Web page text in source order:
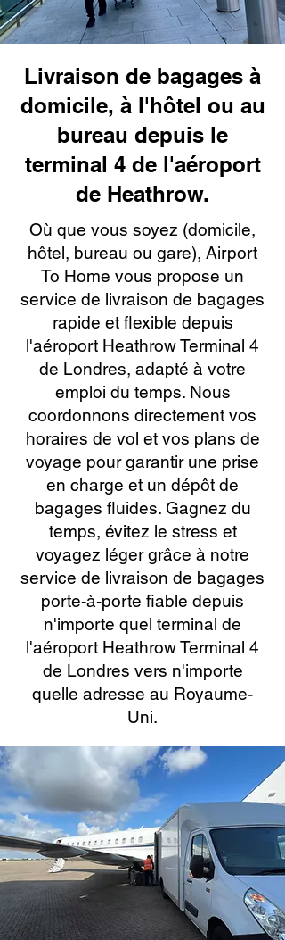
Livraison de bagages à
domicile, à l'hôtel ou au
bureau depuis le
terminal 4 de l'aéroport
de Heathrow.
Où que vous soyez (domicile,
hôtel, bureau ou gare), Airport
To Home vous propose un
service de livraison de bagages
rapide et flexible depuis
l'aéroport Heathrow Terminal 4
de Londres, adapté à votre
emploi du temps. Nous
coordonnons directement vos
horaires de vol et vos plans de
voyage pour garantir une prise
en charge et un dépôt de
bagages fluides. Gagnez du
temps, évitez le stress et
voyagez léger grâce à notre
service de livraison de bagages
porte-à-porte fiable depuis
n'importe quel terminal de
l'aéroport Heathrow Terminal 4
de Londres vers n'importe
quelle adresse au Royaume-
Uni.